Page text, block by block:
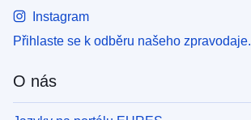
Instagram
Přihlaste se k odběru našeho zpravodaje.
O nás